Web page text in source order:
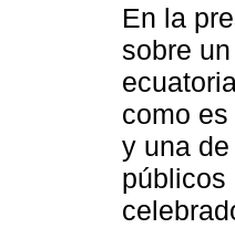
En la
sobre
como
y una
públicos